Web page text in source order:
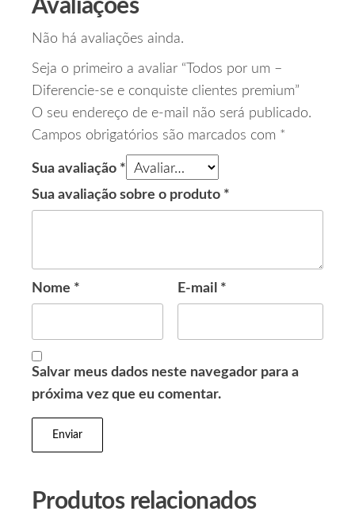
Avaliações
Não há avaliações ainda.
Seja o primeiro a avaliar “Todos por um –
Diferencie-se e conquiste clientes premium”
O seu endereço de e-mail não será publicado.
Campos obrigatórios são marcados com *
Sua avaliação *
Sua avaliação sobre o produto *
Nome * E-mail *
Salvar meus dados neste navegador para a
próxima vez que eu comentar.
Produtos relacionados